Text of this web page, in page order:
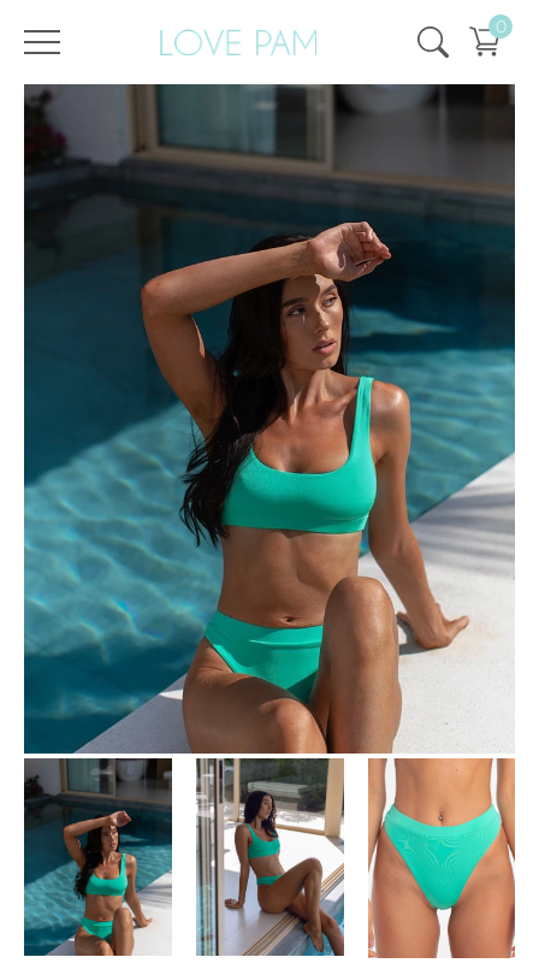
0
Главная Раздельные Тайра,Плавки SALE, SALE -
50%
Плавки Тайра Мерцающий
Изумрудный